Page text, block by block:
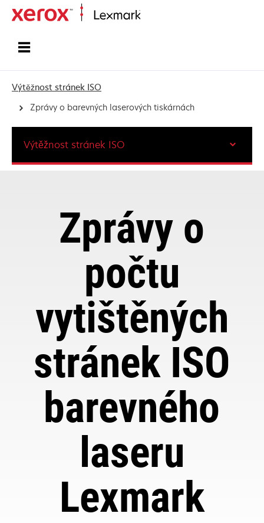
Výtěžnost stránek ISO
Zprávy o barevných laserových tiskárnách
Zprávy o
počtu
vytištěných
stránek ISO
barevného
laseru
Lexmark
Výtěžnost stránek ISO